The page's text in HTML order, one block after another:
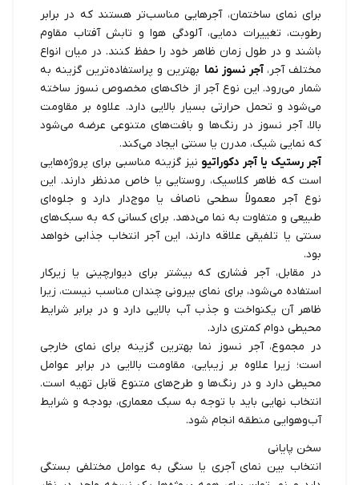
برای نمای ساختمان، آجرهایی مناسب‌تر هستند که در برابر
رطوبت، تغییرات دمایی، آلودگی هوا و تابش آفتاب مقاوم
باشند و در طول زمان ظاهر خود را حفظ کنند. در میان انواع
مختلف آجر، آجر نسوز نما بهترین و پراستفاده‌ترین گزینه به
شمار می‌رود. این نوع آجر از خاک‌های مخصوص نسوز ساخته
می‌شود و تحمل حرارتی بسیار بالایی دارد. علاوه بر مقاومت
بالا، آجر نسوز در رنگ‌ها و بافت‌های متنوعی عرضه می‌شود
که نمایی شیک، مدرن یا سنتی ایجاد می‌کند.
آجر رستیک یا آجر دکوراتیو نیز گزینه مناسبی برای پروژه‌هایی
است که ظاهر کلاسیک، روستایی یا خاص مدنظر دارند. این
نوع آجر معمولاً سطحی ناصاف یا موج‌دار دارد و جلوه‌ای
طبیعی و متفاوت به نما می‌دهد. برای کسانی که به سبک‌های
سنتی یا تلفیقی علاقه دارند، این آجر انتخاب جذابی خواهد
بود.
در مقابل، آجر فشاری که بیشتر برای دیوارچینی یا زیرکار
استفاده می‌شود، برای نمای بیرونی چندان مناسب نیست، زیرا
ظاهر آن یکنواخت و جذب آب بالایی دارد و در برابر شرایط
محیطی دوام کمتری دارد.
در مجموع، آجر نسوز نما بهترین گزینه برای نمای خارجی
است؛ زیرا علاوه بر زیبایی، مقاومت بالایی در برابر عوامل
محیطی دارد و در رنگ‌ها و طرح‌های متنوع قابل تهیه است.
انتخاب نهایی باید با توجه به سبک معماری، بودجه و شرایط
آب‌وهوایی منطقه انجام شود.
سخن پایانی
انتخاب بین نمای آجری یا سنگی به عوامل مختلفی بستگی